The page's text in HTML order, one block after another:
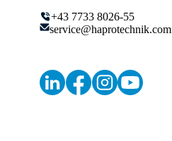
+43 7733 8026-55
service@haprotechnik.com